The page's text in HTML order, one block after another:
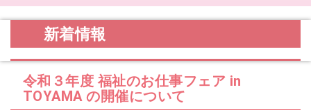
がんばる介護職員応援事業 イメー
ジアップ動画広告のSNS広告配信プロポーザルの実
施について
TOYAMA 2026に参加される法人の皆様へ
2026年07月14日
新着情報
令和３年度 福祉のお仕事フェア in
TOYAMA の開催について